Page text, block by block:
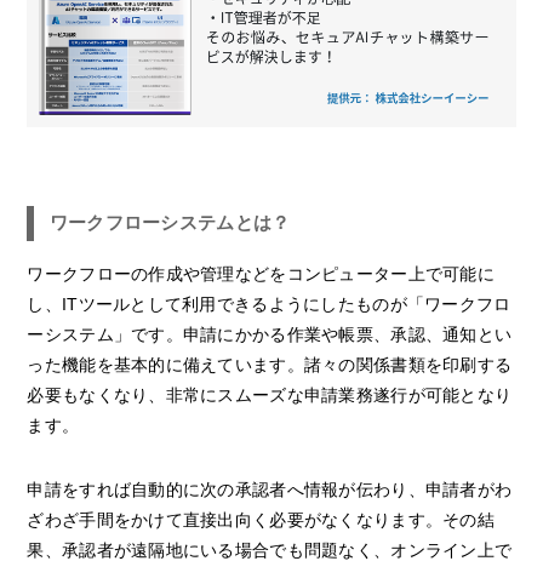
ワークフローシステムとは？
ワークフローの作成や管理などをコンピューター上で可能に
し、ITツールとして利用できるようにしたものが「ワークフロ
ーシステム」です。申請にかかる作業や帳票、承認、通知とい
った機能を基本的に備えています。諸々の関係書類を印刷する
必要もなくなり、非常にスムーズな申請業務遂行が可能となり
ます。
申請をすれば自動的に次の承認者へ情報が伝わり、申請者がわ
ざわざ手間をかけて直接出向く必要がなくなります。その結
果、承認者が遠隔地にいる場合でも問題なく、オンライン上で